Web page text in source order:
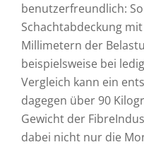
benutzerfreundlich:
Schachtabdeckung
Millimetern der
beispielsweise bei
Vergleich kann ein
dagegen über 90
Gewicht der
dabei nicht nur die